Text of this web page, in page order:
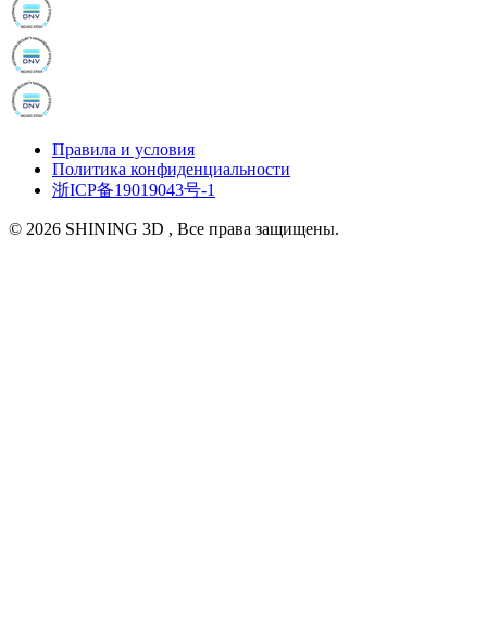
Правила и условия
Политика конфиденциальности
浙ICP备19019043号-1
© 2026 SHINING 3D , Все права защищены.